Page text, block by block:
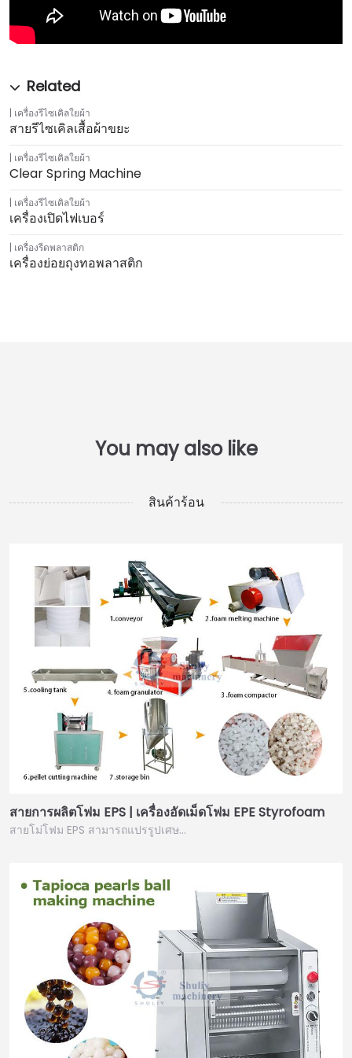
เครื่องรีไซเคิลใยผ้า
สายรีไซเคิลเสื้อผ้าขยะ
เครื่องรีไซเคิลใยผ้า
Clear Spring Machine
เครื่องรีไซเคิลใยผ้า
เครื่องเปิดไฟเบอร์
เครื่องรีดพลาสติก
เครื่องย่อยถุงทอพลาสติก
สินค้าร้อน
สายการผลิตโฟม EPS | เครื่องอัดเม็ดโฟม EPE Styrofoam
สายโม่โฟม EPS สามารถแปรรูปเศษ...